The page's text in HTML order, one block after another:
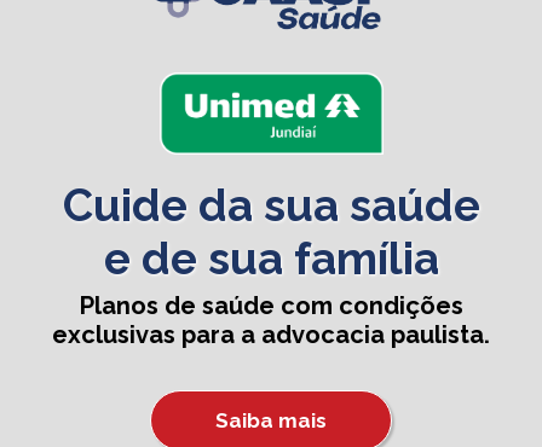
Cuide da sua saúde
e de sua família
Planos de saúde com condições
exclusivas para a advocacia paulista.
Saiba mais